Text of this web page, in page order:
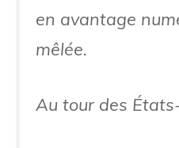
en avantage
mêlée.
Au tour des